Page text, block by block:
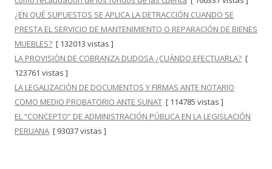
¿EN QUÉ SUPUESTOS SE APLICA LA DETRACCIÓN CUANDO SE
PRESTA EL SERVICIO DE MANTENIMIENTO O REPARACIÓN DE BIENES
MUEBLES? [ 132013 vistas ]
LA PROVISIÓN DE COBRANZA DUDOSA ¿CUÁNDO EFECTUARLA? [
123761 vistas ]
LA LEGALIZACIÓN DE DOCUMENTOS Y FIRMAS ANTE NOTARIO
COMO MEDIO PROBATORIO ANTE SUNAT [ 114785 vistas ]
EL “CONCEPTO” DE ADMINISTRACIÓN PÚBLICA EN LA LEGISLACIÓN
PERUANA [ 93037 vistas ]